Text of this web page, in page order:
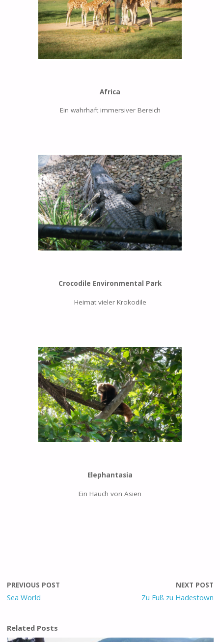
Africa
Ein wahrhaft immersiver Bereich
Crocodile Environmental Park
Heimat vieler Krokodile
Elephantasia
Ein Hauch von Asien
PREVIOUS POST
Sea World
NEXT POST
Zu Fuß zu Hadestown
Related Posts